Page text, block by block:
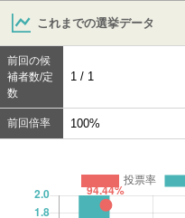
これまでの選挙データ
前回の候
補者数/定
数
1 / 1
前回倍率 100%